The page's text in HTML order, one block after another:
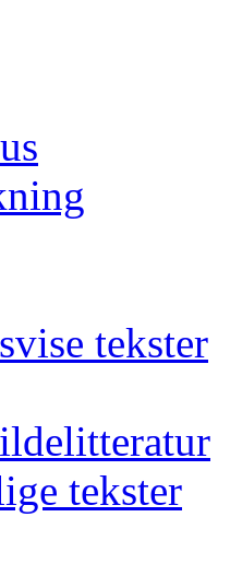
tekster
tekster